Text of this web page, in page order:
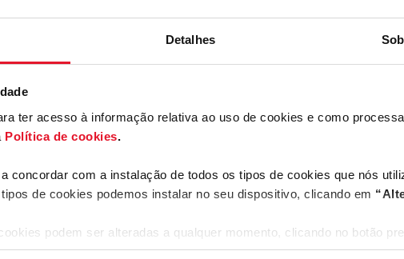
Detalhes
ter acesso à informação relativa ao uso de cookies e como
Política de cookies.
concordar com a instalação de todos os tipos de cookies que nós
de cookies podemos instalar no seu dispositivo, clicando em
podem ser alteradas a qualquer momento, clicando no botão